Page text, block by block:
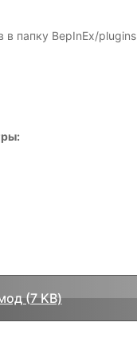
в папку BepInEx/plugins
(7 KB)